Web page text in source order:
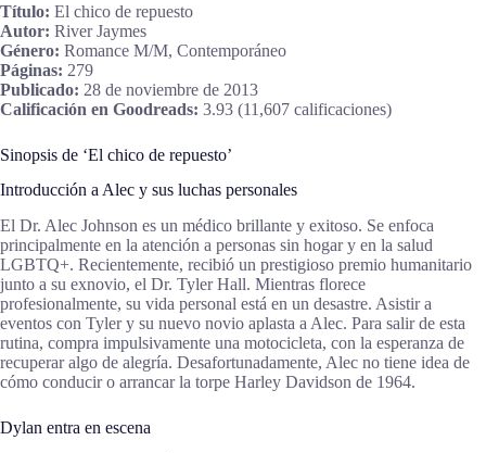
Título: El chico de repuesto
Autor: River Jaymes
Género: Romance M/M, Contemporáneo
Páginas: 279
Publicado: 28 de noviembre de 2013
Calificación en Goodreads: 3.93 (11,607 calificaciones)
Sinopsis de ‘El chico de repuesto’
Introducción a Alec y sus luchas personales
El Dr. Alec Johnson es un médico brillante y exitoso. Se enfoca
principalmente en la atención a personas sin hogar y en la salud
LGBTQ+. Recientemente, recibió un prestigioso premio humanitario
junto a su exnovio, el Dr. Tyler Hall. Mientras florece
profesionalmente, su vida personal está en un desastre. Asistir a
eventos con Tyler y su nuevo novio aplasta a Alec. Para salir de esta
rutina, compra impulsivamente una motocicleta, con la esperanza de
recuperar algo de alegría. Desafortunadamente, Alec no tiene idea de
cómo conducir o arrancar la torpe Harley Davidson de 1964.
Dylan entra en escena